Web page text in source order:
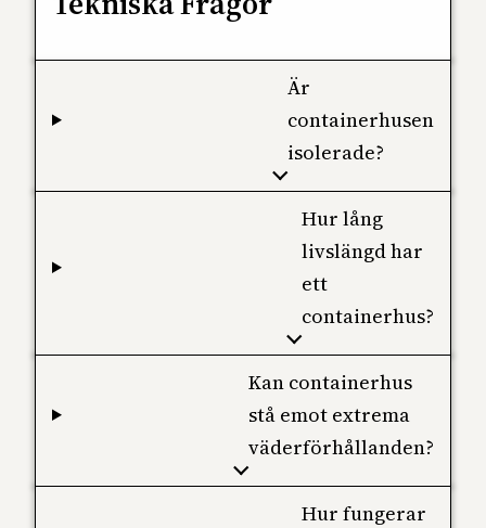
Är
containerhusen
isolerade?
Hur lång
livslängd har
ett
containerhus?
Kan containerhus
stå emot extrema
väderförhållanden?
Hur fungerar